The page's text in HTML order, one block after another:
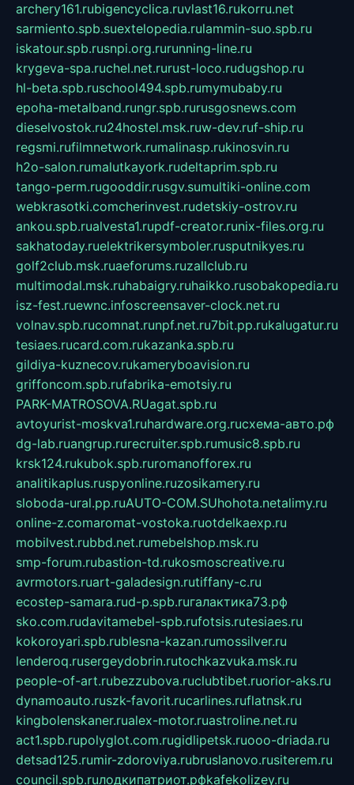
archery161.rubigencyclica.ruvlast16.rukorru.net
sarmiento.spb.suextelopedia.rulammin-suo.spb.ru
iskatour.spb.rusnpi.org.rurunning-line.ru
krygeva-spa.ruchel.net.rurust-loco.rudugshop.ru
hl-beta.spb.ruschool494.spb.rumymubaby.ru
epoha-metalband.rungr.spb.rurusgosnews.com
dieselvostok.ru24hostel.msk.ruw-dev.ruf-ship.ru
regsmi.rufilmnetwork.rumalinasp.rukinosvin.ru
h2o-salon.rumalutkayork.rudeltaprim.spb.ru
tango-perm.rugooddir.rusgv.sumultiki-online.com
webkrasotki.comcherinvest.rudetskiy-ostrov.ru
ankou.spb.rualvesta1.rupdf-creator.runix-files.org.ru
sakhatoday.ruelektrikersymboler.rusputnikyes.ru
golf2club.msk.ruaeforums.ruzallclub.ru
multimodal.msk.ruhabaigry.ruhaikko.rusobakopedia.ru
isz-fest.ruewnc.infoscreensaver-clock.net.ru
volnav.spb.rucomnat.runpf.net.ru7bit.pp.rukalugatur.ru
tesiaes.rucard.com.rukazanka.spb.ru
gildiya-kuznecov.rukameryboavision.ru
griffoncom.spb.rufabrika-emotsiy.ru
PARK-MATROSOVA.RUagat.spb.ru
avtoyurist-moskva1.ruhardware.org.ruсхема-авто.рф
dg-lab.ruangrup.rurecruiter.spb.rumusic8.spb.ru
krsk124.rukubok.spb.ruromanofforex.ru
analitikaplus.ruspyonline.ruzosikamery.ru
sloboda-ural.pp.ruAUTO-COM.SUhohota.netalimy.ru
online-z.comaromat-vostoka.ruotdelkaexp.ru
mobilvest.rubbd.net.rumebelshop.msk.ru
smp-forum.rubastion-td.rukosmoscreative.ru
avrmotors.ruart-galadesign.rutiffany-c.ru
ecostep-samara.rud-p.spb.ruгалактика73.рф
sko.com.rudavitamebel-spb.rufotsis.rutesiaes.ru
kokoroyari.spb.rublesna-kazan.rumossilver.ru
lenderoq.rusergeydobrin.rutochkazvuka.msk.ru
people-of-art.rubezzubova.ruclubtibet.ruorior-aks.ru
dynamoauto.ruszk-favorit.rucarlines.ruflatnsk.ru
kingbolenskaner.rualex-motor.ruastroline.net.ru
act1.spb.rupolyglot.com.rugidlipetsk.ruooo-driada.ru
detsad125.rumir-zdoroviya.rubruslanovo.rusiterem.ru
council.spb.ruлодкипатриот.рфkafekolizey.ru